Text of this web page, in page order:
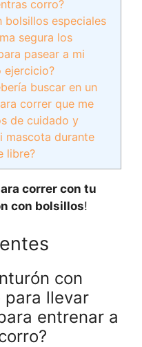
corro?
bolsillos especiales
segura los
pasear a mi
ejercicio?
buscar en un
correr que me
de cuidado y
mascota durante
libre?
correr con tu
con bolsillos!
con
para llevar
entrenar a